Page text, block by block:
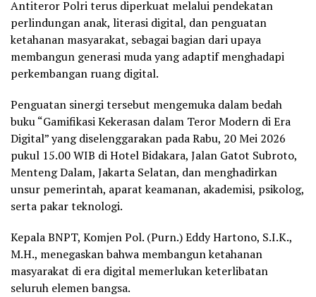
Antiteror Polri terus diperkuat melalui pendekatan
perlindungan anak, literasi digital, dan penguatan
ketahanan masyarakat, sebagai bagian dari upaya
membangun generasi muda yang adaptif menghadapi
perkembangan ruang digital.
Penguatan sinergi tersebut mengemuka dalam bedah
buku “Gamifikasi Kekerasan dalam Teror Modern di Era
Digital” yang diselenggarakan pada Rabu, 20 Mei 2026
pukul 15.00 WIB di Hotel Bidakara, Jalan Gatot Subroto,
Menteng Dalam, Jakarta Selatan, dan menghadirkan
unsur pemerintah, aparat keamanan, akademisi, psikolog,
serta pakar teknologi.
Kepala BNPT, Komjen Pol. (Purn.) Eddy Hartono, S.I.K.,
M.H., menegaskan bahwa membangun ketahanan
masyarakat di era digital memerlukan keterlibatan
seluruh elemen bangsa.